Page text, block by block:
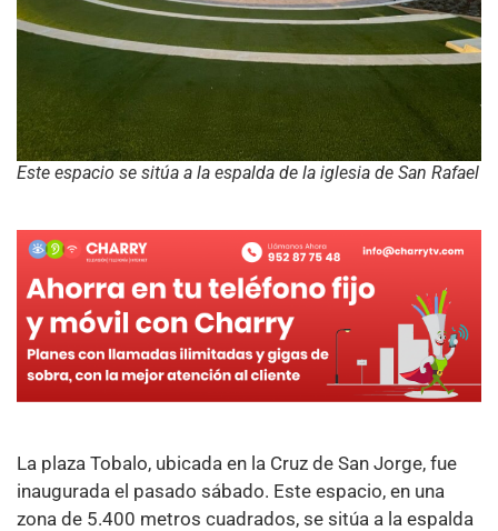
Este espacio se sitúa a la espalda de la iglesia de San Rafael
La plaza Tobalo, ubicada en la Cruz de San Jorge, fue
inaugurada el pasado sábado. Este espacio, en una
zona de 5.400 metros cuadrados, se sitúa a la espalda